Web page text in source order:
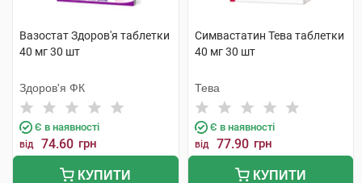
Вазостат Здоров'я таблетки
40 мг 30 шт
Здоров'я ФК
Є в наявності
від 74.60 грн
КУПИТИ
Симвастатин Тева таблетки
40 мг 30 шт
Тева
Є в наявності
від 77.90 грн
КУПИТИ